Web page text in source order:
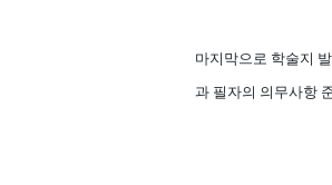
마지막으로 학술지
과 필자의 의무사항